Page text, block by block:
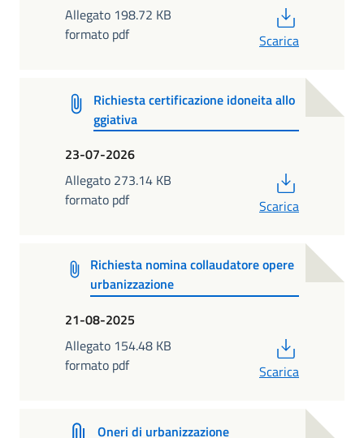
Allegato 198.72 KB
formato pdf
Scarica
Richiesta certificazione idoneita allo
ggiativa
23-07-2026
Allegato 273.14 KB
formato pdf
Scarica
Richiesta nomina collaudatore opere
urbanizzazione
21-08-2025
Allegato 154.48 KB
formato pdf
Scarica
Oneri di urbanizzazione